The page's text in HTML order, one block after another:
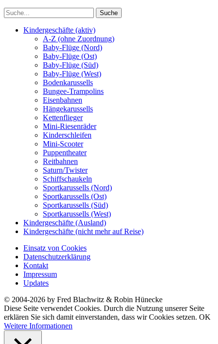
Kindergeschäfte (aktiv)
A-Z (ohne Zuordnung)
Baby-Flüge (Nord)
Baby-Flüge (Ost)
Baby-Flüge (Süd)
Baby-Flüge (West)
Bodenkarussells
Bungee-Trampolins
Eisenbahnen
Hängekarussells
Kettenflieger
Mini-Riesenräder
Kinderschleifen
Mini-Scooter
Puppentheater
Reitbahnen
Saturn/Twister
Schiffschaukeln
Sportkarussells (Nord)
Sportkarussells (Ost)
Sportkarussells (Süd)
Sportkarussells (West)
Kindergeschäfte (Ausland)
Kindergeschäfte (nicht mehr auf Reise)
Einsatz von Cookies
Datenschutzerklärung
Kontakt
Impressum
Updates
© 2004-2026 by Fred Blachwitz & Robin Hünecke
Diese Seite verwendet Cookies. Durch die Nutzung unserer Seite
erklären Sie sich damit einverstanden, dass wir Cookies setzen. OK
Weitere Informationen